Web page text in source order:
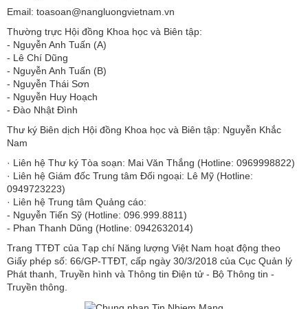
Email: toasoan@nangluongvietnam.vn
Thường trực Hội đồng Khoa học và Biên tập:
​​​​​​- Nguyễn Anh Tuấn (A)
- Lê Chí Dũng
- Nguyễn Anh Tuấn (B)
- Nguyễn Thái Sơn
- Nguyễn Huy Hoạch
- Đào Nhật Đình
Thư ký Biên dịch Hội đồng Khoa học và Biên tập: Nguyễn Khắc
Nam
· Liên hệ Thư ký Tòa soạn: Mai Văn Thắng (Hotline: 0969998822)
· Liên hệ Giám đốc Trung tâm Đối ngoại: Lê Mỹ (Hotline:
0949723223)
· Liên hệ Trung tâm Quảng cáo:
- Nguyễn Tiến Sỹ (Hotline: 096.999.8811)
- Phan Thanh Dũng (Hotline: 0942632014)
Trang TTĐT của Tạp chí Năng lượng Việt Nam hoạt động theo
Giấy phép số: 66/GP-TTĐT, cấp ngày 30/3/2018 của Cục Quản lý
Phát thanh, Truyền hình và Thông tin Điện tử - Bộ Thông tin -
Truyền thông.